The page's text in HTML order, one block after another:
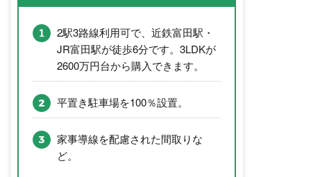
2駅3路線利用可で、近鉄富田駅・
JR富田駅が徒歩6分です。3LDKが
2600万円台から購入できます。
平置き駐車場を100％設置。
家事導線を配慮された間取りな
ど。